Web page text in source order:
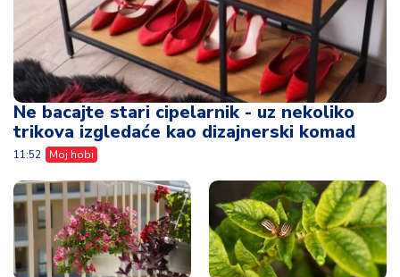
Ne bacajte stari cipelarnik - uz nekoliko
trikova izgledaće kao dizajnerski komad
11:52 Moj hobi